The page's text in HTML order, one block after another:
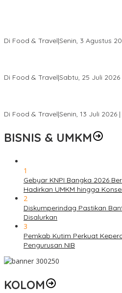
Di Food & Travel|Senin, 3 Agustus
Di Food & Travel|Sabtu, 25 Juli 2026
Di Food & Travel|Senin, 13 Juli 2026 |
BISNIS & UMKM
1
Gebyar KNPI Bangka 2026
Hadirkan UMKM hingga
2
Diskumperindag Pastikan
Disalurkan
3
Pemkab Kutim Perkuat
Pengurusan NIB
KOLOM